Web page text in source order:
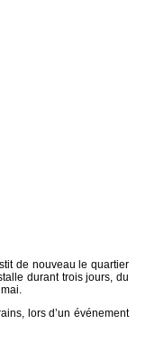
de nouveau le quartier
durant trois jours, du
lors d’un événement